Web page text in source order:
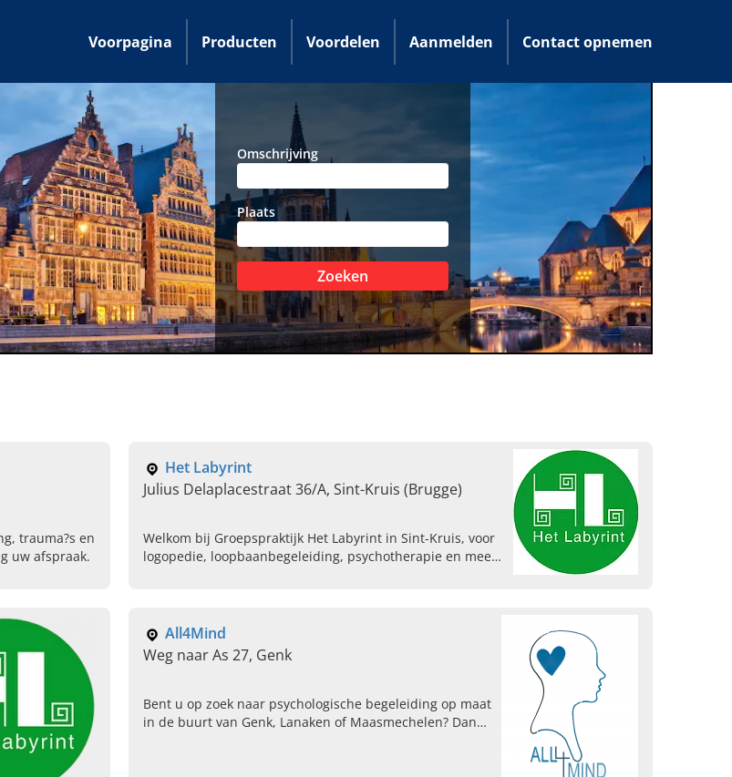
Voorpagina Producten Voordelen Aanmelden Contact opnemen
Omschrijving
Plaats
Zoeken
trauma?s en
uw afspraak.
Het Labyrint
Julius Delaplacestraat 36/A, Sint-Kruis (Brugge)
Welkom bij Groepspraktijk Het Labyrint in Sint-Kruis, voor
logopedie, loopbaanbegeleiding, psychotherapie en meer.
All4Mind
Weg naar As 27, Genk
Bent u op zoek naar psychologische begeleiding op maat
in de buurt van Genk, Lanaken of Maasmechelen? Dan